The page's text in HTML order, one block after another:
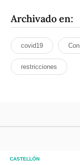
Archivado en:
covid19
restricciones
CASTELLÓN